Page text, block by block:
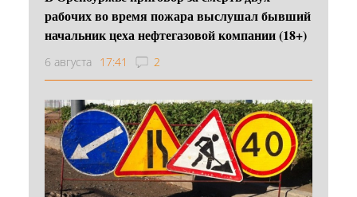
рабочих во время пожара выслушал бывший
начальник цеха нефтегазовой компании (18+)
6 августа 17:41 2